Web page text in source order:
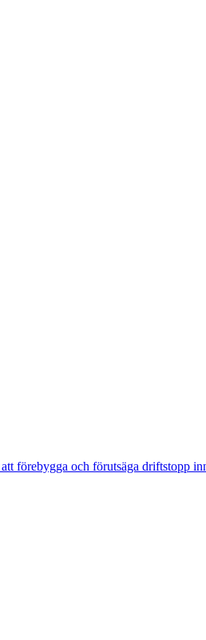
förebygga och förutsäga driftstopp